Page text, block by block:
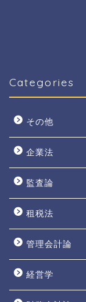
Categories
その他
企業法
監査論
租税法
管理会計論
経営学